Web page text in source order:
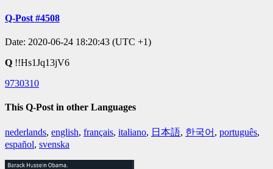
Q-Post #4508
Date: 2020-06-24 18:20:43 (UTC +1)
Q !!Hs1Jq13jV6
9730310
This Q-Post in other Languages
nederlands, english, français, italiano, 日本語, 한국어 , português,
español, svenska